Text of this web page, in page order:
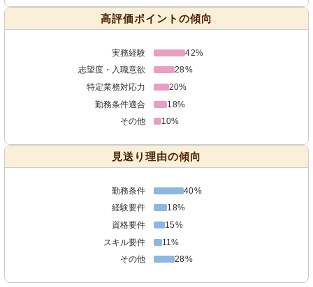
高評価ポイントの傾向
実務経験
42%
志望度・入職意欲
28%
特定業務対応力
20%
勤務条件適合
18%
その他
10%
見送り理由の傾向
勤務条件
40%
経験要件
18%
資格要件
15%
スキル要件
11%
その他
28%